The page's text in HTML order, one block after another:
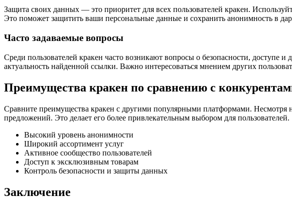
Защита своих данных — это приоритет для всех пользователей кракен.
Это поможет защитить ваши персональные данные и сохранить анонимность в
Часто задаваемые вопросы
Среди пользователей кракен часто возникают вопросы о безопасности, доступе
актуальность найденной ссылки. Важно интересоваться мнением других
Преимущества кракен по сравнению с
Сравните преимущества кракен с другими популярными платформами. Несмотря
предложений. Это делает его более привлекательным выбором для пользователей.
Высокий уровень анонимности
Широкий ассортимент услуг
Активное сообщество пользователей
Доступ к эксклюзивным товарам
Контроль безопасности и защиты данных
Заключение